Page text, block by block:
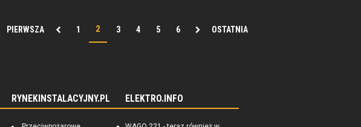
PIERWSZA 1 3 4 5 6 OSTATNIA
RYNEKINSTALACYJNY.PL ELEKTRO.INFO